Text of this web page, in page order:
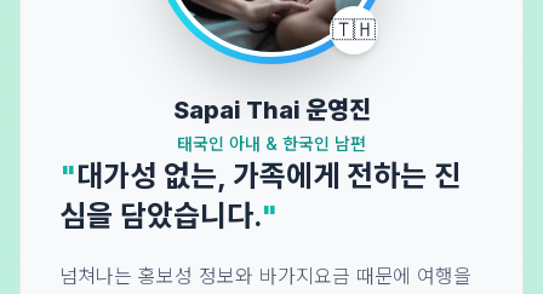
🇹🇭
Sapai Thai 운영진
태국인 아내 & 한국인 남편
"대가성 없는, 가족에게 전하는 진
심을 담았습니다."
넘쳐나는 홍보성 정보와 바가지요금 때문에 여행을